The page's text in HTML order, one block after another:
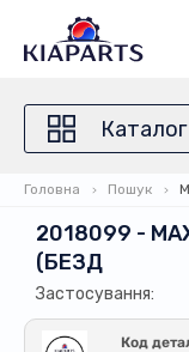
Каталог
Головна Пошук
2018099 -
(БЕЗД
Застосування:
Код